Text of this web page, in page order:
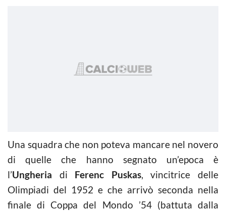
Una squadra che non poteva mancare nel novero
di quelle che hanno segnato un’epoca è
l’Ungheria di Ferenc Puskas, vincitrice delle
Olimpiadi del 1952 e che arrivò seconda nella
finale di Coppa del Mondo ’54 (battuta dalla